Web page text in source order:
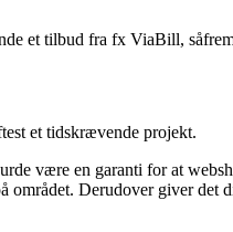
et tilbud fra fx ViaBill,
et tidskrævende projekt.
være en garanti for at
området. Derudover giver det